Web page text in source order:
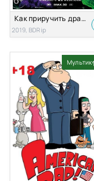
Как приручить дракона 3
2019, BDRip
Мультик